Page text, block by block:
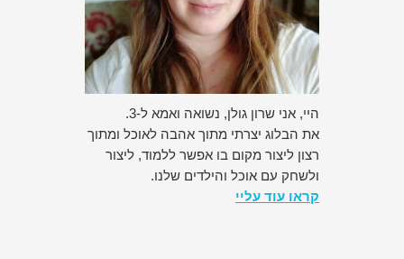
היי, אני שרון גולן, נשואה ואמא ל-3.
את הבלוג יצרתי מתוך אהבה לאוכל ומתוך
רצון ליצור מקום בו אפשר ללמוד, ליצור
ולשחק עם אוכל והילדים שלנו.
קראו עוד עליי